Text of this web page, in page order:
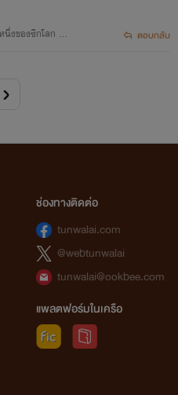
ตอบกลับ
ช่องทางติดต่อ
tunwalai.com
@webtunwalai
tunwalai@ookbee.com
แพลตฟอร์มในเครือ